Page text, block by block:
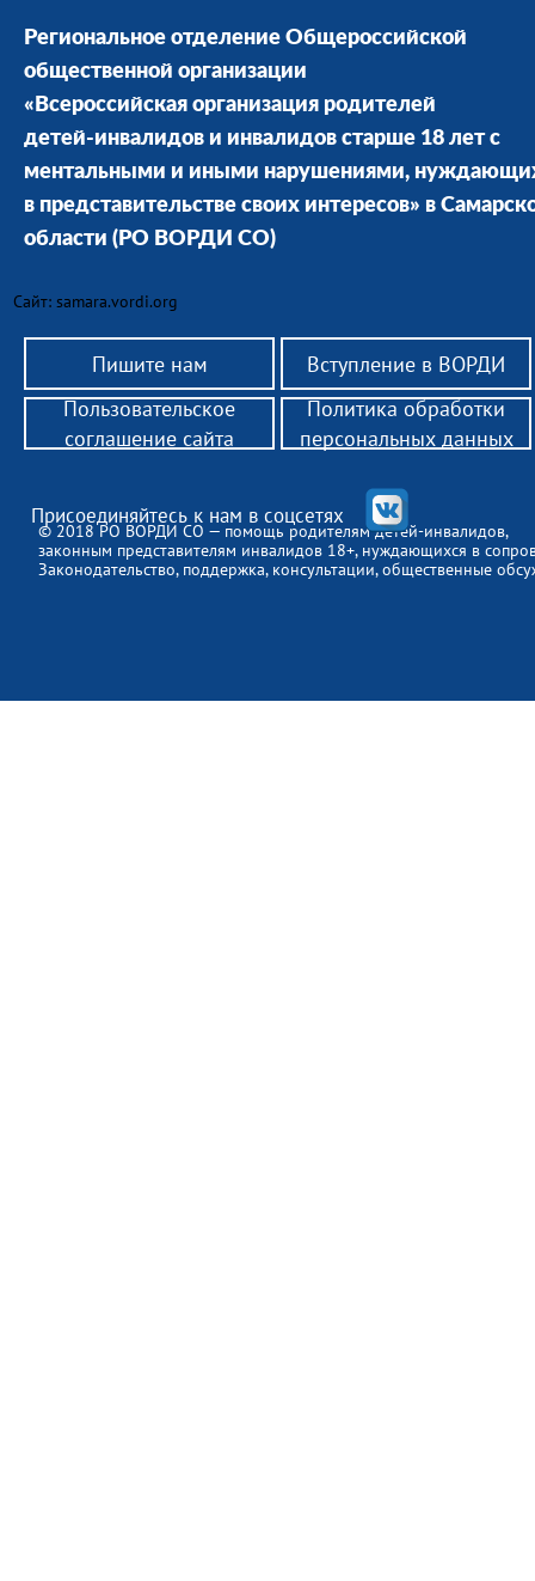
Региональное отделение Общероссийской
общественной организации
«Всероссийская организация родителей
детей-инвалидов и инвалидов старше 18 лет с
ментальными и иными нарушениями,
в представительстве своих интересов» в
области (РО ВОРДИ СО)
Сайт: samara.vordi.org
Пишите нам Вступление в ВОРДИ
© 2018 РО ВОРДИ СО — помощь родителям детей-инвалидов,
законным представителям инвалидов 18+, нуждающихся в
Законодательство, поддержка, консультации, общественные
Присоединяйтесь к нам в соцсетях
Пользовательское
соглашение сайта
Политика обработки
персональных данных